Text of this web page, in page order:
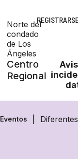
Norte del
condado
de Los
Ángeles
Centro
Regional
Eventos